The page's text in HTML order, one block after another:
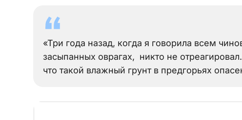
«Три года назад, когда я говорила всем
засыпанных оврагах, никто не
что такой влажный грунт в предгорьях